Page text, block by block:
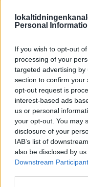
Personal
If you wish to opt-out
processing of your
targeted advertising
section to confirm your
opt-out request is
interest-based ads
us or personal
your opt-out. You may
disclosure of your
IAB’s list of
also be disclosed by
Downstream
Par drev
hemifrån
Nu döms kvinnan och
mannen till långa
fängelsestraff för